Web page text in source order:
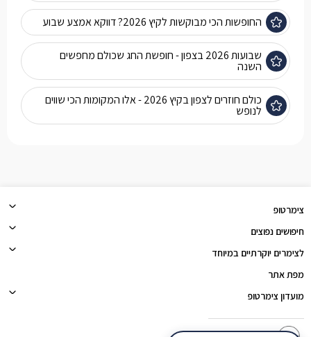
החופשות הכי מבוקשות לקיץ 2026? דווקא אמצע שבוע
שבועות 2026 בצפון - חופשת החג שכולם מחפשים
השנה
כולם חוזרים לצפון בקיץ 2026 - אלו המקומות הכי שווים
לנופש
צימרטופ
חיפושים נפוצים
לצימרים יוקרתיים במיוחד
מפת אתר
מועדון צימרטופ